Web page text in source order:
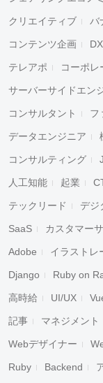
クリエイティブ バ
コンテンツ企画 DX
テレアポ コーポレ
サーバーサイドエン
コンサルタント フ
データエンジニア
コンサルティング
人工知能 起業
テックリード デジ
SaaS カスタマー
Adobe イラストレ
Django Ruby on
高時給 UI/UX
記事 マネジメント
Webデザイナー
Ruby Backend